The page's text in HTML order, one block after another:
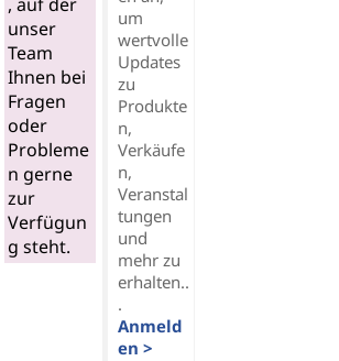
, auf der
unser
Team
Ihnen bei
Fragen
oder
Probleme
n gerne
zur
Verfügun
g steht.
um
wertvolle
Updates
zu
Produkte
n,
Verkäufe
n,
Veranstal
tungen
und
mehr zu
erhalten..
.
Anmeld
en >